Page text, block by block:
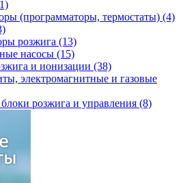
(программаторы, термостаты) (4)
розжига (13)
насосы (15)
и ионизации (38)
электромагнитные и газовые
розжига и управления (8)